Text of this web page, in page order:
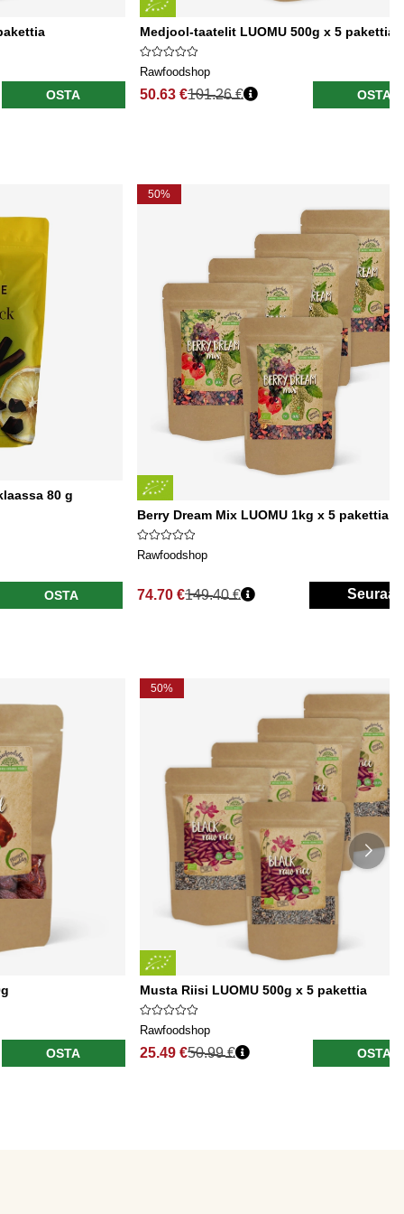
OSTA
Medjool-taatelit LUOMU 500g x 5 pakettia
Rawfoodshop
50.63 €101.26 € OSTA
80 g
OSTA
50%
Berry Dream Mix LUOMU 1kg x 5 pakettia
Rawfoodshop
74.70 €
Normaali hinta
149.40 € Seuraa
OSTA
50%
Musta Riisi LUOMU 500g x 5 pakettia
Rawfoodshop
25.49 €50.99 € OSTA